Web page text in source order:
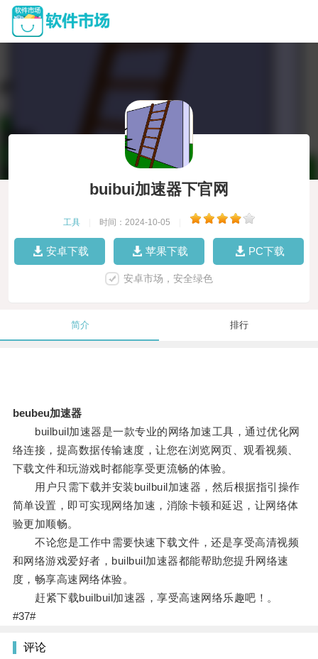
buibui加速器下官网
工具 时间：2024-10-05
安卓下载 苹果下载 PC下载
安卓市场，安全绿色
简介 排行
beubeu加速器
builbuil加速器是一款专业的网络加速工具，通过优化网
络连接，提高数据传输速度，让您在浏览网页、观看视频、
下载文件和玩游戏时都能享受更流畅的体验。
用户只需下载并安装builbuil加速器，然后根据指引操作
简单设置，即可实现网络加速，消除卡顿和延迟，让网络体
验更加顺畅。
不论您是工作中需要快速下载文件，还是享受高清视频
和网络游戏爱好者，builbuil加速器都能帮助您提升网络速
度，畅享高速网络体验。
赶紧下载builbuil加速器，享受高速网络乐趣吧！。
#37#
评论